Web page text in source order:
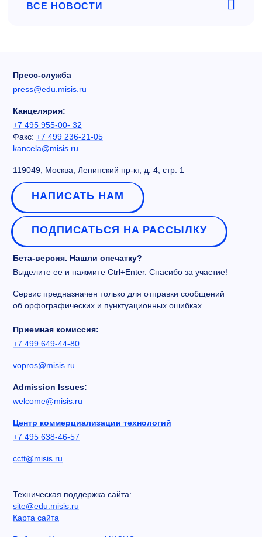
ВСЕ НОВОСТИ
Пресс-служба
press@edu.misis.ru
Канцелярия:
+7 495 955-00- 32
Факс: +7 499 236-21-05
kancela@misis.ru
119049, Москва, Ленинский пр-кт, д. 4, стр. 1
НАПИСАТЬ НАМ
ПОДПИСАТЬСЯ НА РАССЫЛКУ
Бета-версия. Нашли опечатку?
Выделите ее и нажмите Ctrl+Enter. Спасибо за участие!
Сервис предназначен только для отправки сообщений
об орфографических и пунктуационных ошибках.
Приемная комиссия:
+7 499 649-44-80
vopros@misis.ru
Admission Issues:
welcome@misis.ru
Центр коммерциализации технологий
+7 495 638-46-57
cctt@misis.ru
Техническая поддержка сайта:
site@edu.misis.ru
Карта сайта